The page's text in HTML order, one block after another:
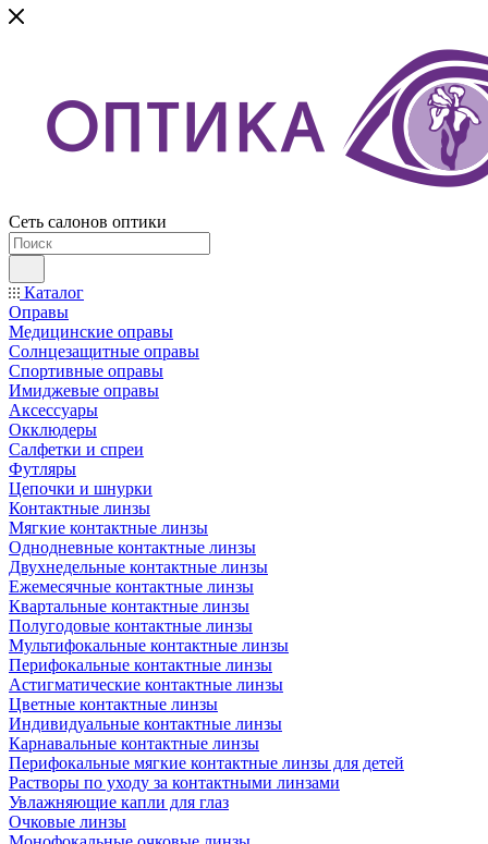
Сеть салонов оптики
Каталог
Оправы
Медицинские оправы
Солнцезащитные оправы
Спортивные оправы
Имиджевые оправы
Аксессуары
Окклюдеры
Салфетки и спреи
Футляры
Цепочки и шнурки
Контактные линзы
Мягкие контактные линзы
Однодневные контактные линзы
Двухнедельные контактные линзы
Ежемесячные контактные линзы
Квартальные контактные линзы
Полугодовые контактные линзы
Мультифокальные контактные линзы
Перифокальные контактные линзы
Астигматические контактные линзы
Цветные контактные линзы
Индивидуальные контактные линзы
Карнавальные контактные линзы
Перифокальные мягкие контактные линзы для детей
Растворы по уходу за контактными линзами
Увлажняющие капли для глаз
Очковые линзы